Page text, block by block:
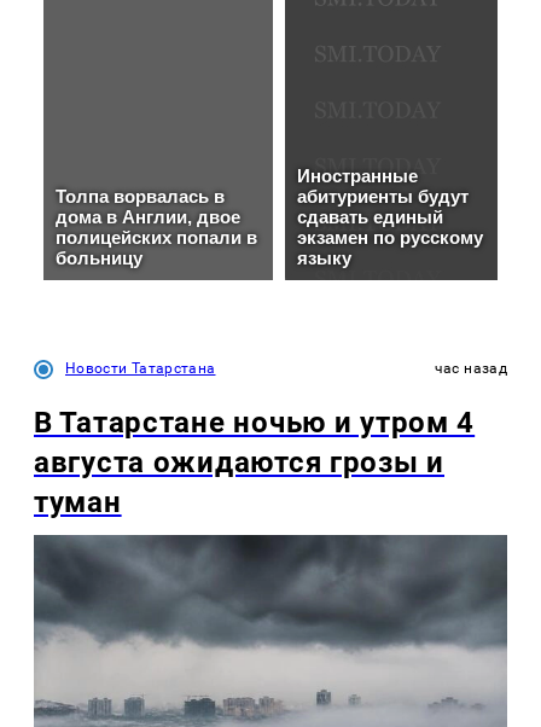
Новости Татарстана час назад
В Татарстане ночью и утром 4
августа ожидаются грозы и
туман